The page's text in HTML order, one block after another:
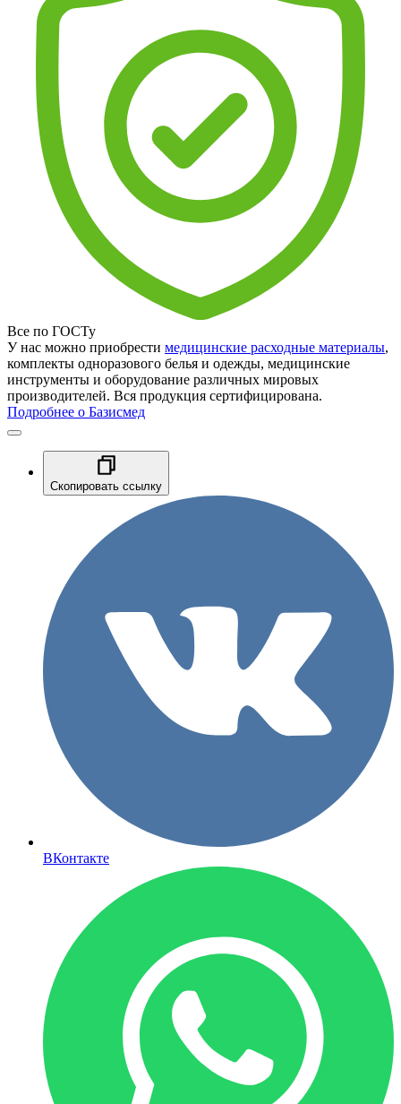
Все по ГОСТу
У нас можно приобрести медицинские расходные материалы,
комплекты одноразового белья и одежды, медицинские
инструменты и оборудование различных мировых
производителей. Вся продукция сертифицирована.
Подробнее о Базисмед
Скопировать ссылку
ВКонтакте